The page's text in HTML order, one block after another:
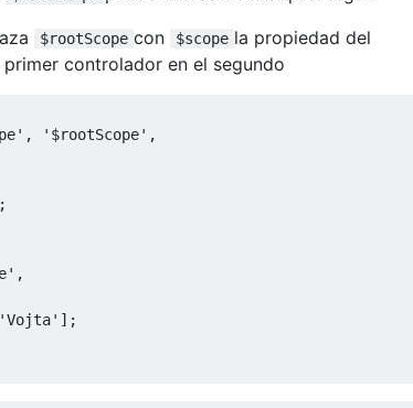
$rootScope con $scope la propiedad del
controlador en el segundo
, '$rootScope' ,
;
,
'Vojta' ];